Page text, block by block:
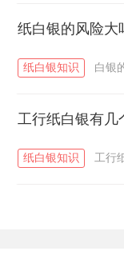
纸白银的风险大
纸白银知识 白银
工行纸白银有几
纸白银知识 工行